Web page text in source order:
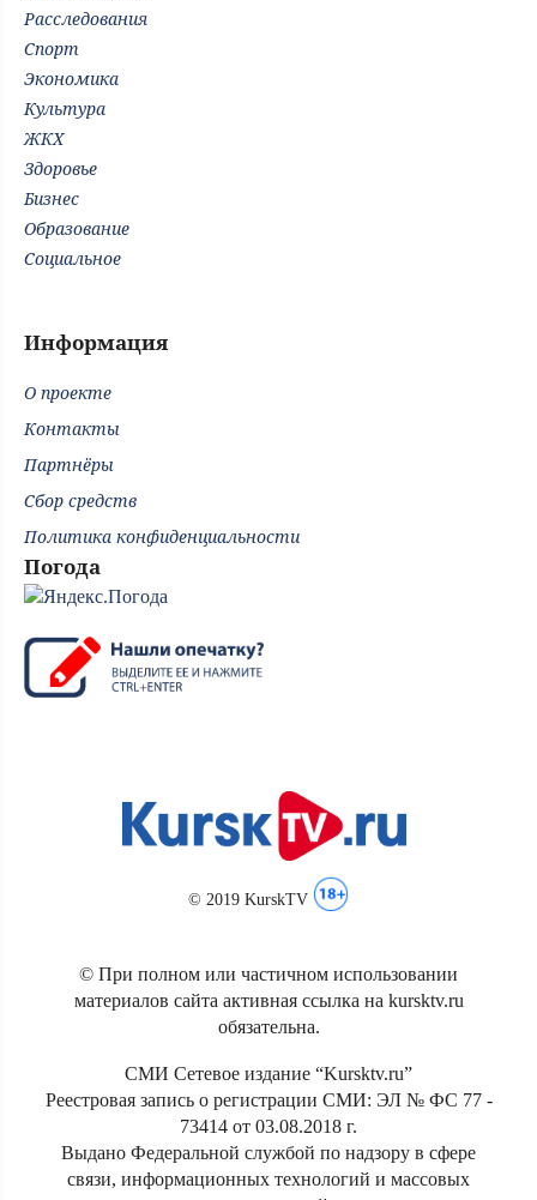
Расследования
Спорт
Экономика
Культура
ЖКХ
Здоровье
Бизнес
Образование
Социальное
Информация
О проекте
Контакты
Партнёры
Сбор средств
Политика конфиденциальности
Погода
© 2019 KurskTV
© При полном или частичном использовании
материалов сайта активная ссылка на kursktv.ru
обязательна.
СМИ Сетевое издание “Kursktv.ru”
Реестровая запись о регистрации СМИ: ЭЛ № ФС 77 -
73414 от 03.08.2018 г.
Выдано Федеральной службой по надзору в сфере
связи, информационных технологий и массовых